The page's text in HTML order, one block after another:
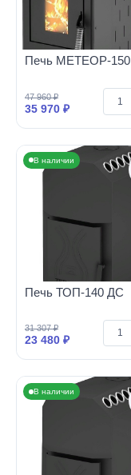
Печь МЕТЕОР-150
47 960 ₽
35 970 ₽
В наличии
Печь ТОП-140 ДС
31 307 ₽
23 480 ₽
В наличии